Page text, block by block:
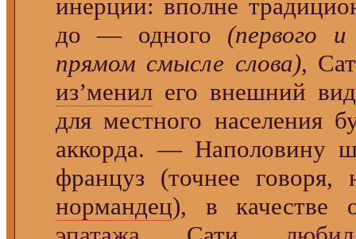
инерции: вполне
до — одного (первого
прямом смысле слова),
из’менил его внешний
для местного населения
аккорда. — Наполовину
француз (точнее
нормандец), в качестве